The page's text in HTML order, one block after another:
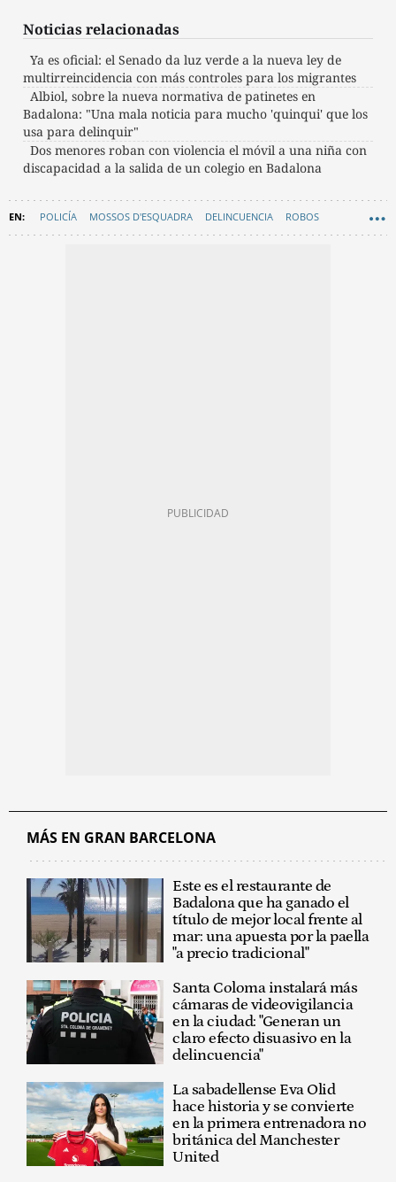
Noticias relacionadas
Ya es oficial: el Senado da luz verde a la nueva ley de
multirreincidencia con más controles para los migrantes
Albiol, sobre la nueva normativa de patinetes en
Badalona: "Una mala noticia para mucho 'quinqui' que los
usa para delinquir"
Dos menores roban con violencia el móvil a una niña con
discapacidad a la salida de un colegio en Badalona
POLICÍA MOSSOS D'ESQUADRA DELINCUENCIA ROBOS
MÁS EN GRAN BARCELONA
Este es el restaurante de
Badalona que ha ganado el
título de mejor local frente al
mar: una apuesta por la paella
"a precio tradicional"
Santa Coloma instalará más
cámaras de videovigilancia
en la ciudad: "Generan un
claro efecto disuasivo en la
delincuencia"
La sabadellense Eva Olid
hace historia y se convierte
en la primera entrenadora no
británica del Manchester
United